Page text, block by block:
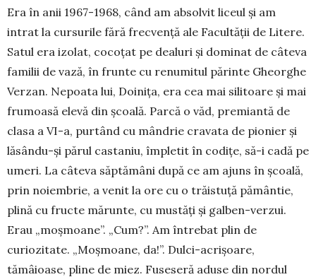
Era în anii 1967-1968, când am absolvit liceul și am
intrat la cursurile fără frecvență ale Facultății de Litere.
Satul era izolat, cocoțat pe dealuri și dominat de câteva
familii de vază, în frunte cu renumitul părinte Gheorghe
Verzan. Nepoata lui, Doinița, era cea mai silitoare și mai
frumoasă elevă din școa­lă. Parcă o văd, premiantă de
clasa a VI-a, purtând cu mândrie cravata de pionier și
lăsându-și părul casta­niu, împletit în codițe, să-i cadă pe
umeri. La câteva săp­tămâni după ce am ajuns în școală,
prin noiembrie, a ve­nit la ore cu o trăistuță pământie,
plină cu fructe mărunte, cu mustăți și galben-verzui.
Erau „moșmoane”. „Cum?”. Am întrebat plin de
curiozitate. „Moșmoane, da!”. Dulci-acrișoare,
tămâioase, pline de miez. Fuseseră aduse din nordul